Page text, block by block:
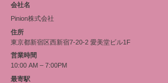
会社名
Pinion株式会社
住所
東京都新宿区西新宿7-20-2 愛美堂ビル1F
営業時間
10:00 AM – 7:00PM
最寄駅